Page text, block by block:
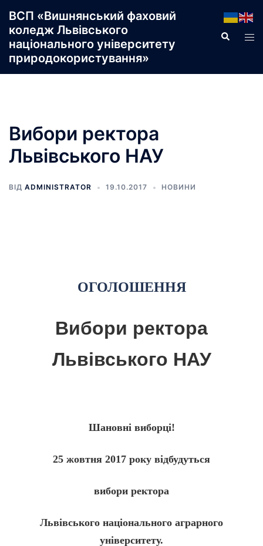
до
вмісту
ВСП «Вишнянський фаховий
коледж Львівського
національного університету
природокористування»
Пошук
Вибори ректора
Львівського НАУ
ВІД ADMINISTRATOR 19.10.2017 НОВИНИ
ОГОЛОШЕННЯ
Вибори ректора
Львівського НАУ
Шановні виборці!
25 жовтня 2017 року відбудуться
вибори ректора
Львівського національного аграрного
університету.